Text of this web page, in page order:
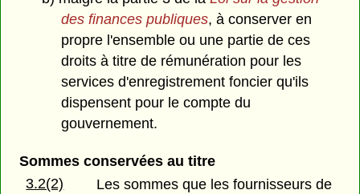
des finances publiques, à conserver en
propre l'ensemble ou une partie de ces
droits à titre de rémunération pour les
services d'enregistrement foncier qu'ils
dispensent pour le compte du
gouvernement.
Sommes conservées au titre
3.2(2)
Les sommes que les fournisseurs de